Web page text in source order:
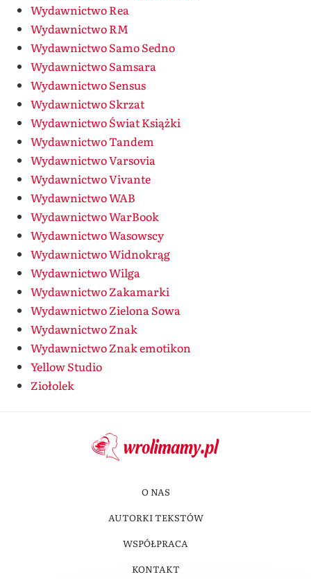
Wydawnictwo Rea
Wydawnictwo RM
Wydawnictwo Samo Sedno
Wydawnictwo Samsara
Wydawnictwo Sensus
Wydawnictwo Skrzat
Wydawnictwo Świat Książki
Wydawnictwo Tandem
Wydawnictwo Varsovia
Wydawnictwo Vivante
Wydawnictwo WAB
Wydawnictwo WarBook
Wydawnictwo Wasowscy
Wydawnictwo Widnokrąg
Wydawnictwo Wilga
Wydawnictwo Zakamarki
Wydawnictwo Zielona Sowa
Wydawnictwo Znak
Wydawnictwo Znak emotikon
Yellow Studio
Ziołolek
O NAS
AUTORKI TEKSTÓW
WSPÓŁPRACA
KONTAKT